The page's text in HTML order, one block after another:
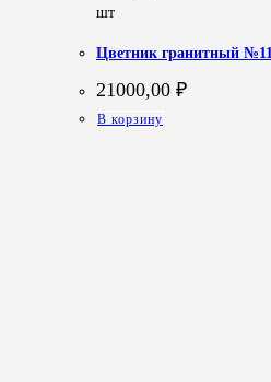
шт
Цветник гранитный №11
21000,00 ₽
В корзину